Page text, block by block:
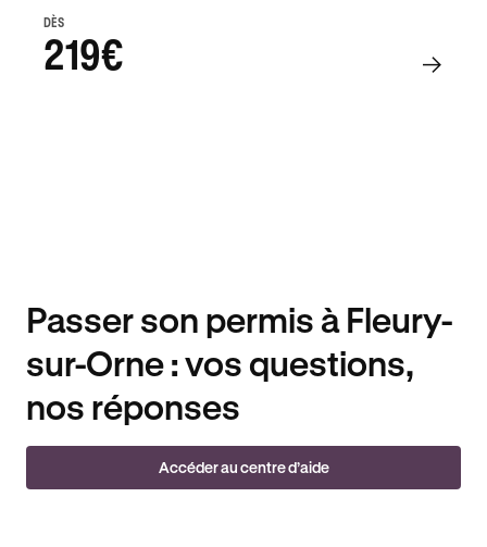
DÈS
219€
Passer son permis à Fleury-
sur-Orne : vos questions,
nos réponses
Accéder au centre d’aide